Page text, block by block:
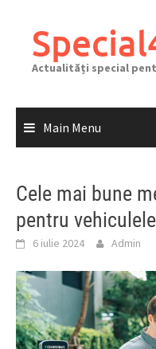
content
Actualități special
Main Menu
Cele mai bune
pentru
6 iulie 2024 Admin